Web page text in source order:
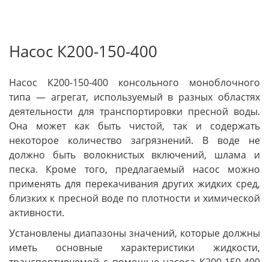
Насос К200-150-400
Насос К200-150-400 консольного моноблочного
типа — агрегат, используемый в разных областях
деятельности для транспортировки пресной воды.
Она может как быть чистой, так и содержать
некоторое количество загрязнений. В воде не
должно быть волокнистых включений, шлама и
песка. Кроме того, предлагаемый насос можно
применять для перекачивания других жидких сред,
близких к пресной воде по плотности и химической
активности.
Установлены диапазоны значений, которые должны
иметь основные характеристики жидкости,